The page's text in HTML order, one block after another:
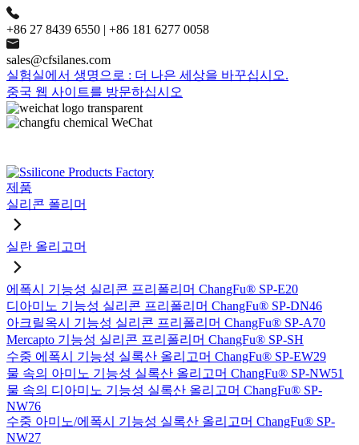
+86 27 8439 6550 | +86 181 6277 0058
sales@cfsilanes.com
실험실에서 생명으로 : 더 나은 세상을 바꾸십시오.
중국 웹 사이트를 방문하십시오
제품
실리콘 폴리머
실란 올리고머
에폭시 기능성 실리콘 프리폴리머 ChangFu® SP-E20
디아미노 기능성 실리콘 프리폴리머 ChangFu® SP-DN46
아크릴옥시 기능성 실리콘 프리폴리머 ChangFu® SP-A70
Mercapto 기능성 실리콘 프리폴리머 ChangFu® SP-SH
수중 에폭시 기능성 실록산 올리고머 ChangFu® SP-EW29
물 속의 아미노 기능성 실록산 올리고머 ChangFu® SP-NW51
물 속의 디아미노 기능성 실록산 올리고머 ChangFu® SP-
NW76
수중 아미노/에폭시 기능성 실록산 올리고머 ChangFu® SP-
NW27